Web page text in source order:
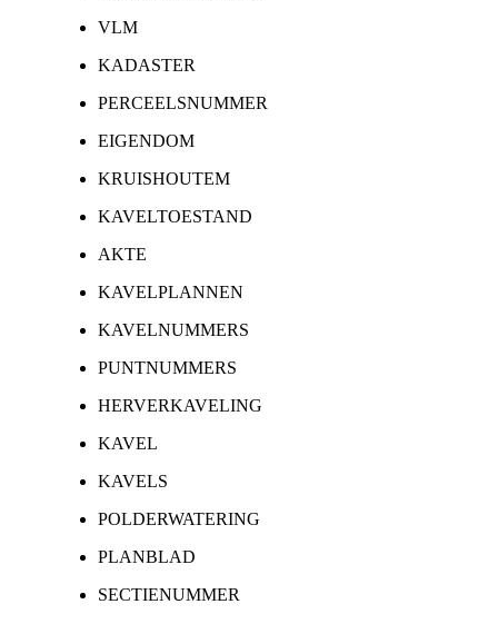
VLM
KADASTER
PERCEELSNUMMER
EIGENDOM
KRUISHOUTEM
KAVELTOESTAND
AKTE
KAVELPLANNEN
KAVELNUMMERS
PUNTNUMMERS
HERVERKAVELING
KAVEL
KAVELS
POLDERWATERING
PLANBLAD
SECTIENUMMER